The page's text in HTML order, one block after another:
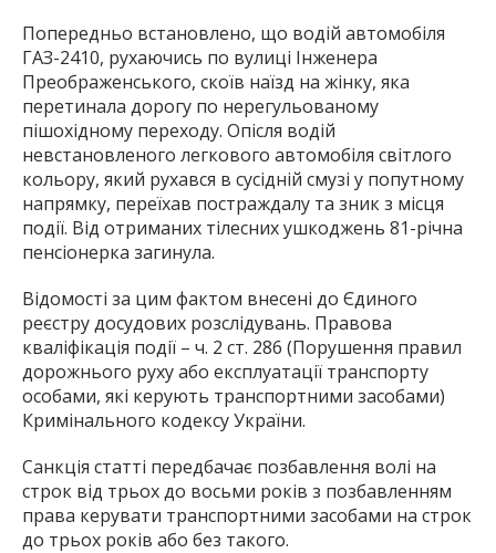
Попередньо встановлено, що водій автомобіля
ГАЗ-2410, рухаючись по вулиці Інженера
Преображенського, скоїв наїзд на жінку, яка
перетинала дорогу по нерегульованому
пішохідному переходу. Опісля водій
невстановленого легкового автомобіля світлого
кольору, який рухався в сусідній смузі у попутному
напрямку, переїхав постраждалу та зник з місця
події. Від отриманих тілесних ушкоджень 81-річна
пенсіонерка загинула.
Відомості за цим фактом внесені до Єдиного
реєстру досудових розслідувань. Правова
кваліфікація події – ч. 2 ст. 286 (Порушення правил
дорожнього руху або експлуатації транспорту
особами, які керують транспортними засобами)
Кримінального кодексу України.
Санкція статті передбачає позбавлення волі на
строк від трьох до восьми років з позбавленням
права керувати транспортними засобами на строк
до трьох років або без такого.